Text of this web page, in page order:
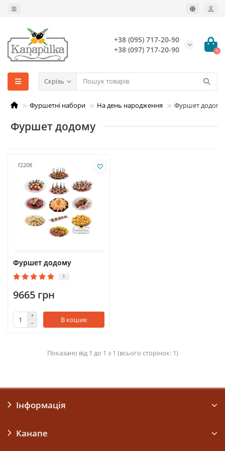
+38 (095) 717-20-90
+38 (097) 717-20-90
0
Скрізь
Фуршетні набори На день народження Фуршет додому
Фуршет додому
f2208
Фуршет додому
1
9665 грн
В кошик
Показано від 1 до 1 з 1 (всього сторінок: 1)
Інформація
Канапе